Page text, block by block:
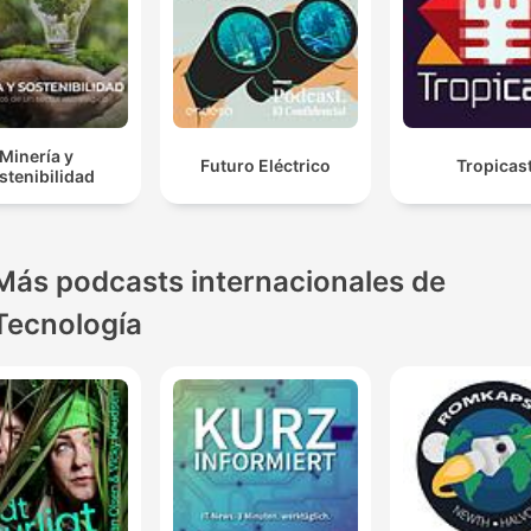
Minería y
Futuro Eléctrico
podcasts internacionales de